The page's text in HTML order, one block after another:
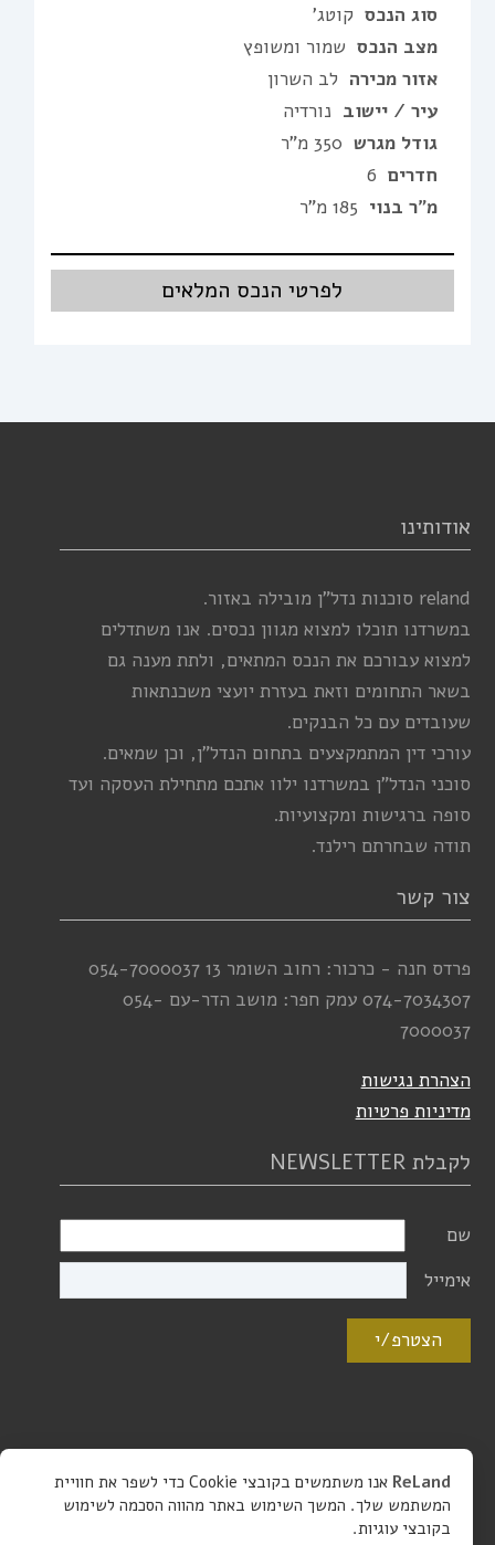
סוג הנכס קוטג'
מצב הנכס שמור ומשופץ
אזור מכירה לב השרון
עיר / יישוב נורדיה
גודל מגרש 350 מ"ר
חדרים 6
מ"ר בנוי 185 מ"ר
לפרטי הנכס המלאים
אודותינו
reland סוכנות נדל”ן מובילה באזור.
במשרדנו תוכלו למצוא מגוון נכסים. אנו משתדלים
למצוא עבורכם את הנכס המתאים, ולתת מענה גם
בשאר התחומים וזאת בעזרת יועצי משכנתאות
שעובדים עם כל הבנקים.
עורכי דין המתמקצעים בתחום הנדל”ן, וכן שמאים.
סוכני הנדל”ן במשרדנו ילוו אתכם מתחילת העסקה ועד
סופה ברגישות ומקצועיות.
תודה שבחרתם רילנד.
צור קשר
פרדס חנה - כרכור: רחוב השומר 13
054-7000037
074-7034307 עמק חפר: מושב הדר-עם 054-
7000037
הצהרת נגישות
מדיניות פרטיות
לקבלת NEWSLETTER
שם
אימייל
הצטרפ/י
ReLand
אנו משתמשים בקובצי Cookie כדי לשפר את חוויית
המשתמש שלך. המשך השימוש באתר מהווה הסכמה לשימוש
בקובצי עוגיות.